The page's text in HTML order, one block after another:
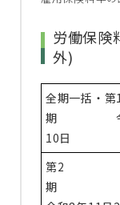
労働保険
外)
全期一括・第
期 令和
10日
第2